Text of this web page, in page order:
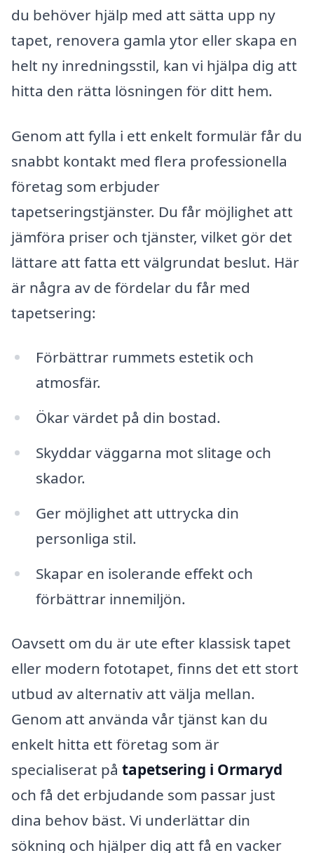
du behöver hjälp med att sätta upp ny
tapet, renovera gamla ytor eller skapa en
helt ny inredningsstil, kan vi hjälpa dig att
hitta den rätta lösningen för ditt hem.
Genom att fylla i ett enkelt formulär får du
snabbt kontakt med flera professionella
företag som erbjuder
tapetseringstjänster. Du får möjlighet att
jämföra priser och tjänster, vilket gör det
lättare att fatta ett välgrundat beslut. Här
är några av de fördelar du får med
tapetsering:
Förbättrar rummets estetik och
atmosfär.
Ökar värdet på din bostad.
Skyddar väggarna mot slitage och
skador.
Ger möjlighet att uttrycka din
personliga stil.
Skapar en isolerande effekt och
förbättrar innemiljön.
Oavsett om du är ute efter klassisk tapet
eller modern fototapet, finns det ett stort
utbud av alternativ att välja mellan.
Genom att använda vår tjänst kan du
enkelt hitta ett företag som är
specialiserat på tapetsering i Ormaryd
och få det erbjudande som passar just
dina behov bäst. Vi underlättar din
sökning och hjälper dig att få en vacker